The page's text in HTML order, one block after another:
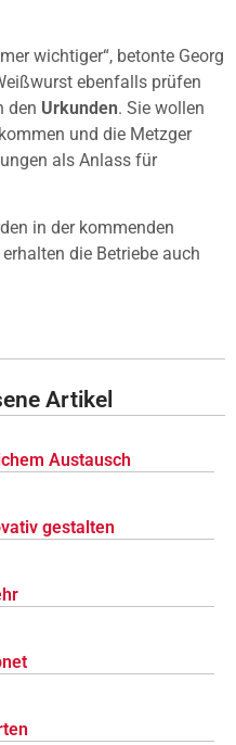
wichtiger“, betonte Georg
ebenfalls prüfen
den Urkunden. Sie wollen
und die Metzger
als Anlass für
in der kommenden
die Betriebe auch
Artikel
Austausch
gestalten